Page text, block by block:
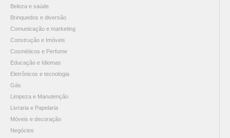
Beleza e saúde
Brinquedos e diversão
Comunicação e marketing
Construção e Imóveis
Cosméticos e Perfume
Educação e Idiomas
Eletrônicos e tecnologia
Gás
Limpeza e Manutenção
Livraria e Papelaria
Móveis e decoração
Negócios